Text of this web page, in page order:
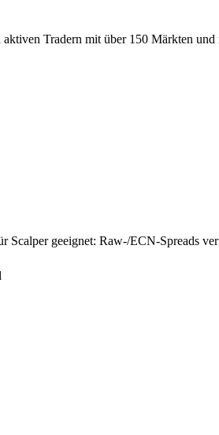
Tradern mit über 150 Märkten und
Scalper geeignet: Raw-/ECN-Spreads